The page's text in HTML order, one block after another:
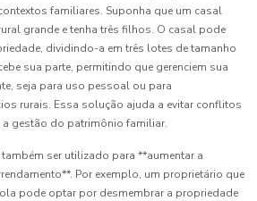
familiares. Suponha que um casal
grande e tenha três filhos. O casal pode
dividindo-a em três lotes de tamanho
sua parte, permitindo que gerenciem sua
seja para uso pessoal ou para
rurais. Essa solução ajuda a evitar conflitos
a gestão do patrimônio familiar.
ser utilizado para **aumentar a
Por exemplo, um proprietário que
pode optar por desmembrar a propriedade